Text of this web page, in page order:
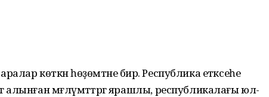
көткән һөҙөмтәне бирә. Республика етәксеһе
алынған мәғлүмәттәргә ярашлы, республикалағы юл-